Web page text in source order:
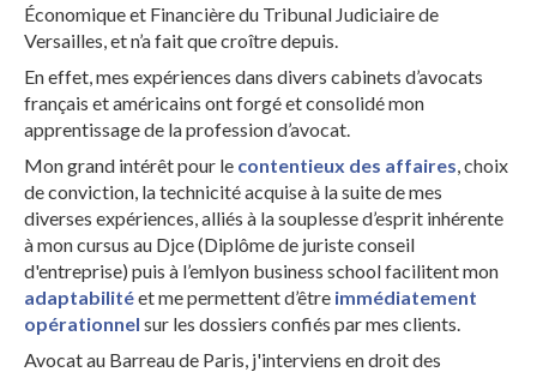
Économique et Financière du Tribunal Judiciaire de
Versailles, et n’a fait que croître depuis.
En effet, mes expériences dans divers cabinets d’avocats
français et américains ont forgé et consolidé mon
apprentissage de la profession d’avocat.
Mon grand intérêt pour le contentieux des affaires , choix
de conviction, la technicité acquise à la suite de mes
diverses expériences, alliés à la souplesse d’esprit inhérente
à mon cursus au Djce (Diplôme de juriste conseil
d'entreprise) puis à l’emlyon business school facilitent mon
adaptabilitéet me permettent d’être immédiatement
opérationnel sur les dossiers confiés par mes clients.
Avocat au Barreau de Paris, j'interviens en droit des